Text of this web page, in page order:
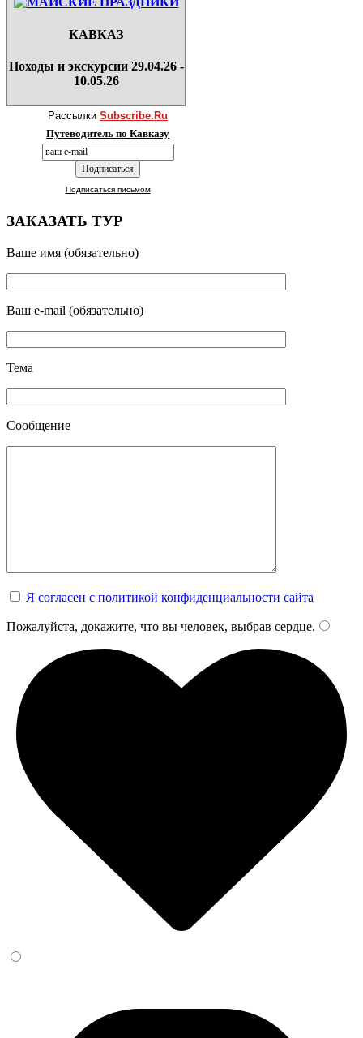
КАВКАЗ
Походы и экскурсии 29.04.26 -
10.05.26
Рассылки Subscribe.Ru
Путеводитель по Кавказу
Подписаться письмом
ЗАКАЗАТЬ ТУР
Ваше имя (обязательно)
Ваш e-mail (обязательно)
Тема
Сообщение
Я согласен с политикой конфиденциальности сайта
Пожалуйста, докажите, что вы человек, выбрав сердце.